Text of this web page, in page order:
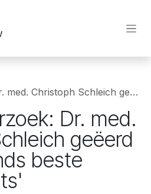
geëerd als 'Duitslands beste regionale arts'
Dr. med.
geëerd
beste